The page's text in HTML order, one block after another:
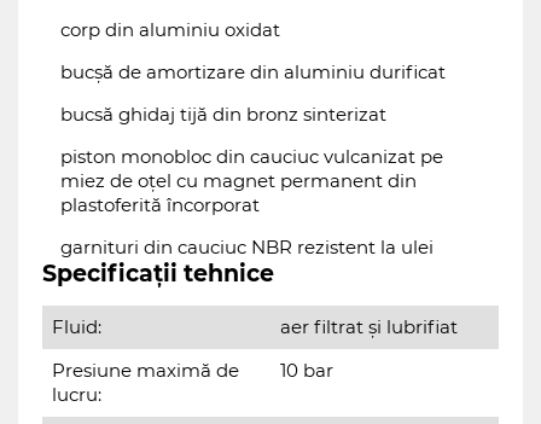
corp din aluminiu oxidat
bucșă de amortizare din aluminiu durificat
bucsă ghidaj tijă din bronz sinterizat
piston monobloc din cauciuc vulcanizat pe
miez de oțel cu magnet permanent din
plastoferită încorporat
garnituri din cauciuc NBR rezistent la ulei
Specificații tehnice
Fluid:
aer filtrat și lubrifiat
Presiune maximă de
lucru:
10 bar